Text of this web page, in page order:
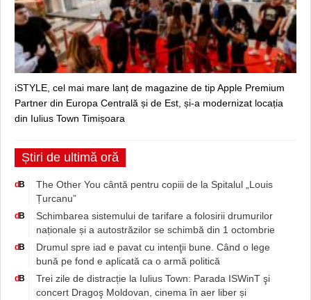
iSTYLE, cel mai mare lanț de magazine de tip Apple Premium
Partner din Europa Centrală și de Est, și-a modernizat locația
din Iulius Town Timișoara
Știri de ultimă oră
d B
The Other You cântă pentru copiii de la Spitalul „Louis
Țurcanu”
d B
Schimbarea sistemului de tarifare a folosirii drumurilor
naționale și a autostrăzilor se schimbă din 1 octombrie
d B
Drumul spre iad e pavat cu intenţii bune. Când o lege
bună pe fond e aplicată ca o armă politică
d B
Trei zile de distracție la Iulius Town: Parada ISWinT şi
concert Dragoş Moldovan, cinema în aer liber și